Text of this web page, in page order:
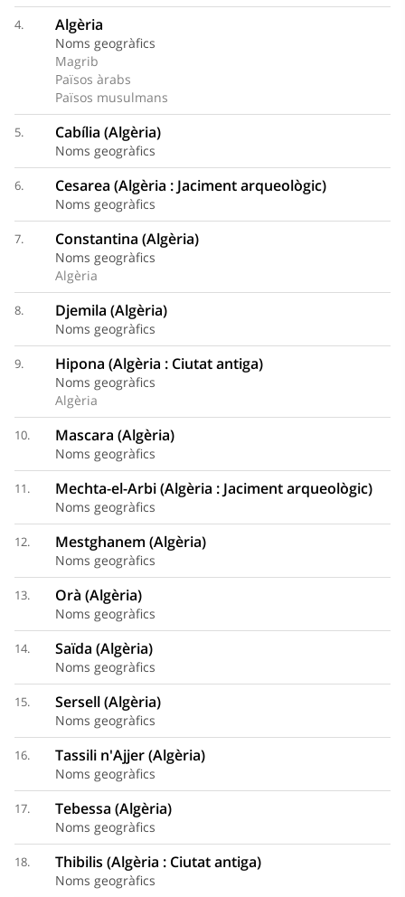
4. Algèria
Noms geogràfics
Magrib
Països àrabs
Països musulmans
5. Cabília (Algèria)
Noms geogràfics
6. Cesarea (Algèria : Jaciment arqueològic)
Noms geogràfics
7. Constantina (Algèria)
Noms geogràfics
Algèria
8. Djemila (Algèria)
Noms geogràfics
9. Hipona (Algèria : Ciutat antiga)
Noms geogràfics
Algèria
10. Mascara (Algèria)
Noms geogràfics
11. Mechta-el-Arbi (Algèria : Jaciment arqueològic)
Noms geogràfics
12. Mestghanem (Algèria)
Noms geogràfics
13. Orà (Algèria)
Noms geogràfics
14. Saïda (Algèria)
Noms geogràfics
15. Sersell (Algèria)
Noms geogràfics
16. Tassili n'Ajjer (Algèria)
Noms geogràfics
17. Tebessa (Algèria)
Noms geogràfics
18. Thibilis (Algèria : Ciutat antiga)
Noms geogràfics